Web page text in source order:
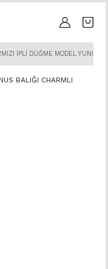
İPLİ DÜĞME MODEL YUNUS